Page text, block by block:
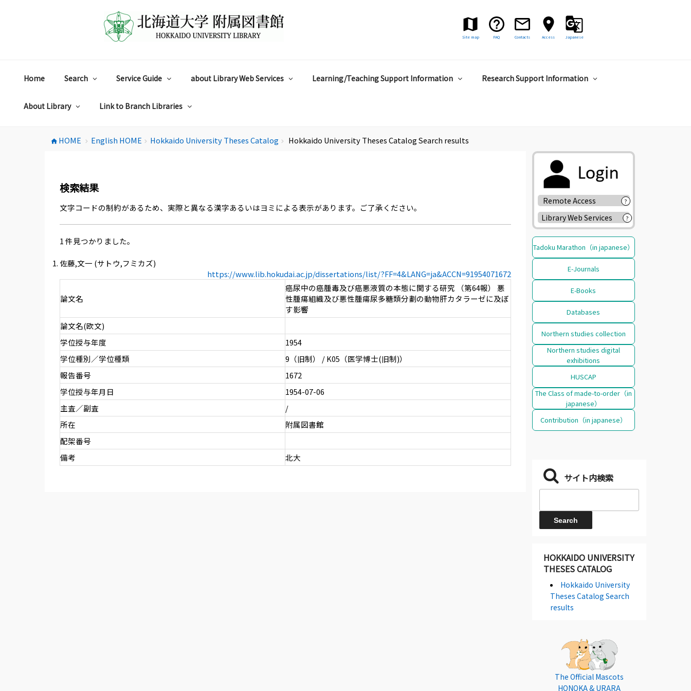
Site map FAQ Contacts Access Japanese
Home Search Service Guide about Library Web Services Learning/Teaching Support Information Research Support Information
About Library Link to Branch Libraries
home HOME chevron_right English HOME chevron_right Hokkaido University Theses Catalog chevron_right Hokkaido University Theses Catalog Search results
検索結果
文字コードの制約があるため、実際と異なる漢字あるいはヨミによる表示があります。ご了承ください。
1 件見つかりました。
佐藤,文一 (サトウ,フミカズ)
https://www.lib.hokudai.ac.jp/dissertations/list/?FF=4&LANG=ja&ACCN=91954071672
論文名
癌尿中の癌腫毒及び癌悪液質の本態に関する研究 （第64報） 悪
性腫瘍組織及び悪性腫瘍尿多糖類分劃の動物肝カタラーゼに及ぼ
す影響
論文名(欧文)
学位授与年度
1954
学位種別／学位種類
9（旧制） / K05（医学博士(旧制)）
報告番号
1672
学位授与年月日
1954-07-06
主査／副査
/
所在
附属図書館
配架番号
備考
北大
Remote Access ?
Library Web Services ?
Tadoku Marathon（in japanese）
E-Journals
E-Books
Databases
Northern studies collection
Northern studies digital
exhibitions
HUSCAP
The Class of made-to-order（in
japanese）
Contribution（in japanese）
サイト内検索
HOKKAIDO UNIVERSITY
THESES CATALOG
Hokkaido University
Theses Catalog Search
results
The Official Mascots
HONOKA & URARA